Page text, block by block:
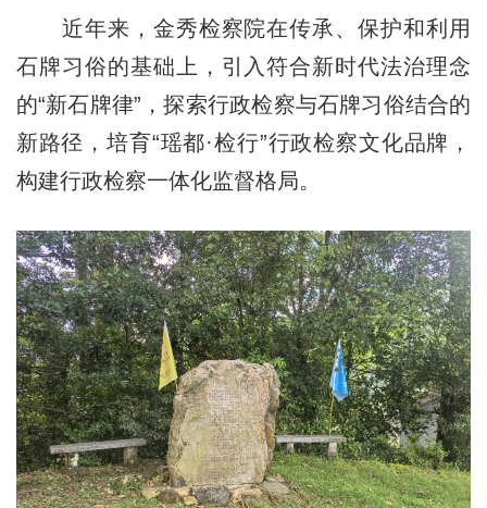
近年来，金秀检察院在传承、保护和利用
石牌习俗的基础上，引入符合新时代法治理念
的“新石牌律”，探索行政检察与石牌习俗结合的
新路径，培育“瑶都·检行”行政检察文化品牌，
构建行政检察一体化监督格局。